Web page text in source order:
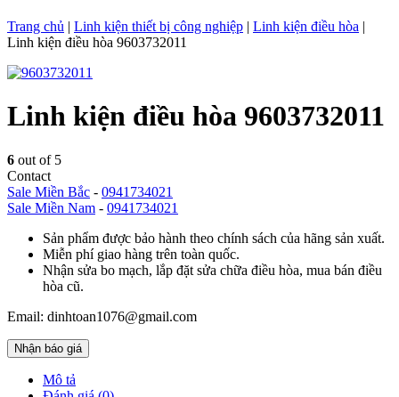
Trang chủ | Linh kiện thiết bị công nghiệp | Linh kiện điều hòa |
Linh kiện điều hòa 9603732011
Linh kiện điều hòa 9603732011
6 out of 5
Contact
Sale Miền Bắc - 0941734021
Sale Miền Nam - 0941734021
Sản phẩm được bảo hành theo chính sách của hãng sản xuất.
Miễn phí giao hàng trên toàn quốc.
Nhận sửa bo mạch, lắp đặt sửa chữa điều hòa, mua bán điều
hòa cũ.
Email: dinhtoan1076@gmail.com
Nhận báo giá
Mô tả